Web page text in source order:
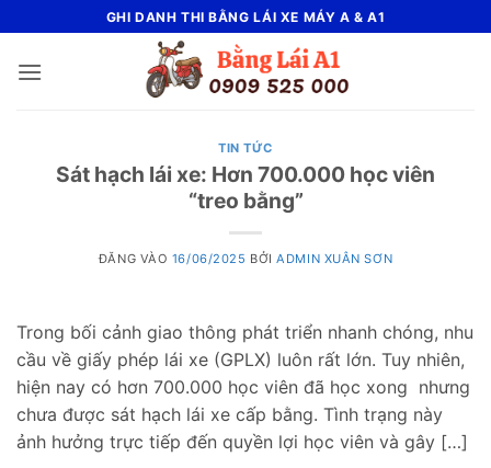
qua
nội
GHI DANH THI BẰNG LÁI XE MÁY A & A1
TIN TỨC
Sát hạch lái xe: Hơn 700.000 học viên
“treo bằng”
ĐĂNG VÀO 16/06/2025 BỞIADMIN XUÂN SƠN
Trong bối cảnh giao thông phát triển nhanh chóng, nhu
cầu về giấy phép lái xe (GPLX) luôn rất lớn. Tuy nhiên,
hiện nay có hơn 700.000 học viên đã học xong nhưng
chưa được sát hạch lái xe cấp bằng. Tình trạng này
ảnh hưởng trực tiếp đến quyền lợi học viên và gây […]